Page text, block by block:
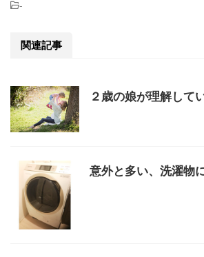
-
関連記事
２歳の娘が理解して
意外と多い、洗濯物